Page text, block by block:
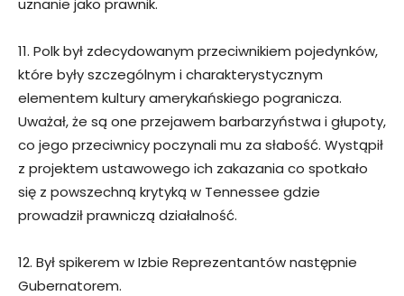
uznanie jako prawnik.
11. Polk był zdecydowanym przeciwnikiem pojedynków,
które były szczególnym i charakterystycznym
elementem kultury amerykańskiego pogranicza.
Uważał, że są one przejawem barbarzyństwa i głupoty,
co jego przeciwnicy poczynali mu za słabość. Wystąpił
z projektem ustawowego ich zakazania co spotkało
się z powszechną krytyką w Tennessee gdzie
prowadził prawniczą działalność.
12. Był spikerem w Izbie Reprezentantów następnie
Gubernatorem.